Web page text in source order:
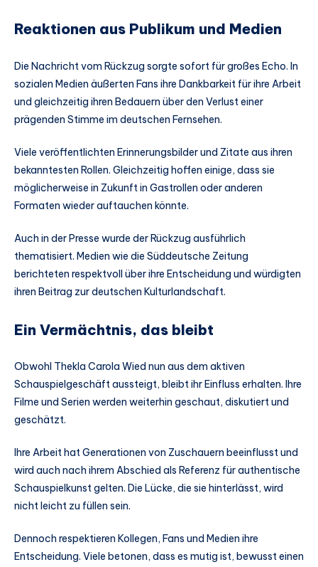
Reaktionen aus Publikum und Medien
Die Nachricht vom Rückzug sorgte sofort für großes Echo. In
sozialen Medien äußerten Fans ihre Dankbarkeit für ihre Arbeit
und gleichzeitig ihren Bedauern über den Verlust einer
prägenden Stimme im deutschen Fernsehen.
Viele veröffentlichten Erinnerungsbilder und Zitate aus ihren
bekanntesten Rollen. Gleichzeitig hoffen einige, dass sie
möglicherweise in Zukunft in Gastrollen oder anderen
Formaten wieder auftauchen könnte.
Auch in der Presse wurde der Rückzug ausführlich
thematisiert. Medien wie die Süddeutsche Zeitung
berichteten respektvoll über ihre Entscheidung und würdigten
ihren Beitrag zur deutschen Kulturlandschaft.
Ein Vermächtnis, das bleibt
Obwohl Thekla Carola Wied nun aus dem aktiven
Schauspielgeschäft aussteigt, bleibt ihr Einfluss erhalten. Ihre
Filme und Serien werden weiterhin geschaut, diskutiert und
geschätzt.
Ihre Arbeit hat Generationen von Zuschauern beeinflusst und
wird auch nach ihrem Abschied als Referenz für authentische
Schauspielkunst gelten. Die Lücke, die sie hinterlässt, wird
nicht leicht zu füllen sein.
Dennoch respektieren Kollegen, Fans und Medien ihre
Entscheidung. Viele betonen, dass es mutig ist, bewusst einen